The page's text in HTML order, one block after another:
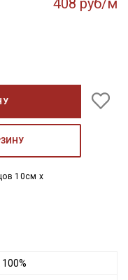
408 руб/м
10см x